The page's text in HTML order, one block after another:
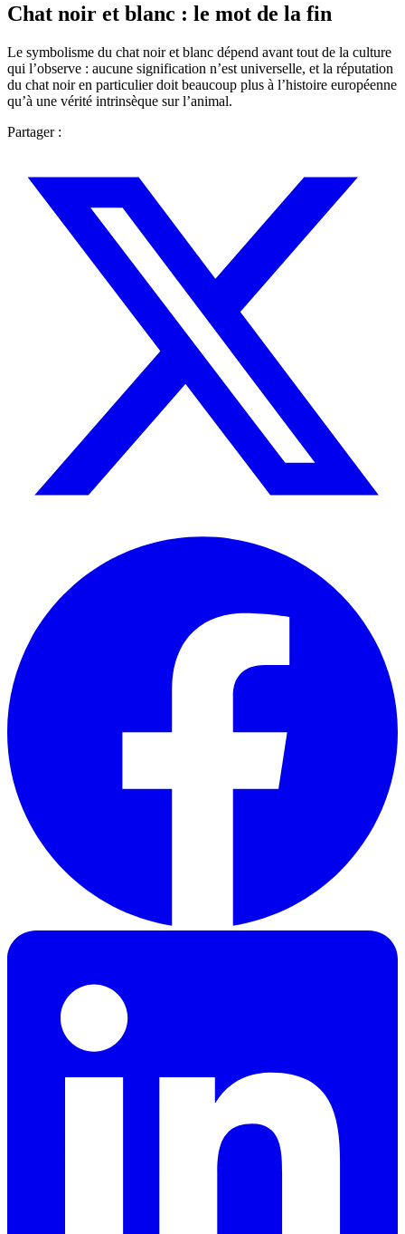
Chat noir et blanc : le mot de la fin
Le symbolisme du chat noir et blanc dépend avant tout de la culture
qui l’observe : aucune signification n’est universelle, et la réputation
du chat noir en particulier doit beaucoup plus à l’histoire européenne
qu’à une vérité intrinsèque sur l’animal.
Partager :